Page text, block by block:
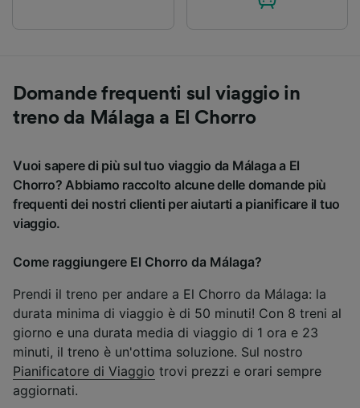
Domande frequenti sul viaggio in
treno da Málaga a El Chorro
Vuoi sapere di più sul tuo viaggio da Málaga a El
Chorro? Abbiamo raccolto alcune delle domande più
frequenti dei nostri clienti per aiutarti a pianificare il tuo
viaggio.
Come raggiungere El Chorro da Málaga?
Prendi il treno per andare a El Chorro da Málaga: la
durata minima di viaggio è di 50 minuti! Con 8 treni al
giorno e una durata media di viaggio di 1 ora e 23
minuti, il treno è un'ottima soluzione. Sul nostro
Pianificatore di Viaggio trovi prezzi e orari sempre
aggiornati.